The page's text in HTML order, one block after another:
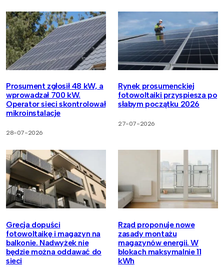
Prosument zgłosił 48 kW, a
wprowadzał 700 kW.
Operator sieci skontrolował
mikroinstalacje
28-07-2026
Rynek prosumenckiej
fotowoltaiki przyspiesza po
słabym początku 2026
27-07-2026
Grecja dopuści
fotowoltaikę i magazyn na
balkonie. Nadwyżek nie
będzie można oddawać do
sieci
Rząd proponuje nowe
zasady montażu
magazynów energii. W
blokach maksymalnie 11
kWh